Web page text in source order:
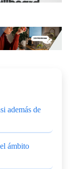
además de
ámbito